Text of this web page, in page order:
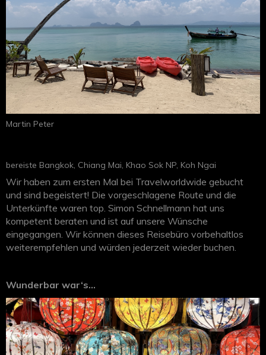
Martin Peter
bereiste Bangkok, Chiang Mai, Khao Sok NP, Koh Ngai
Wir haben zum ersten Mal bei Travelworldwide gebucht
und sind begeistert! Die vorgeschlagene Route und die
Unterkünfte waren top. Simon Schnellmann hat uns
kompetent beraten und ist auf unsere Wünsche
eingegangen. Wir können dieses Reisebüro vorbehaltlos
weiterempfehlen und würden jederzeit wieder buchen.
Wunderbar war‘s…